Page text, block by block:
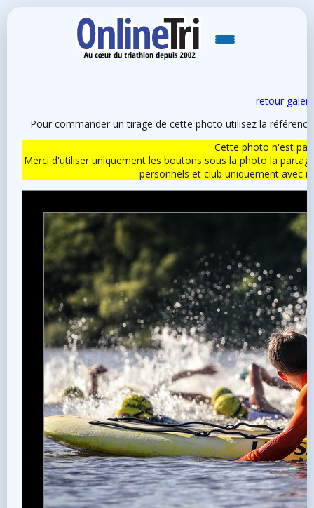
retour
Pour commander un tirage de cette photo utilisez la
Cette photo n'est
Merci d'utiliser uniquement les boutons sous la photo la
personnels et club uniquement avec